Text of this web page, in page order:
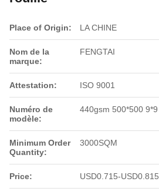
Place of Origin: LA CHINE
Nom de la
marque:
FENGTAI
Attestation: ISO 9001
Numéro de
modèle:
440gsm 500*500 9*9
Minimum Order
Quantity:
3000SQM
Price: USD0.715-USD0.815